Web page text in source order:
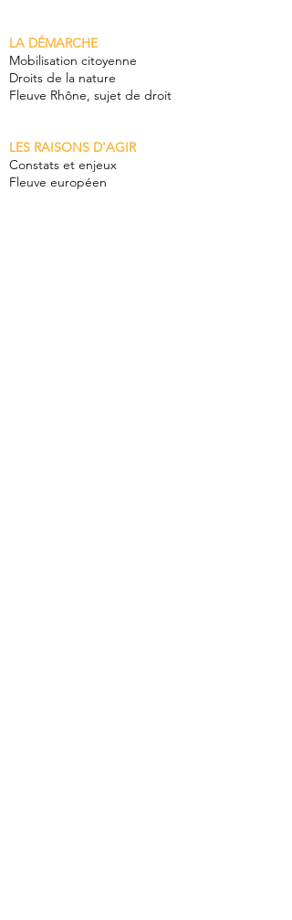
LA DÉMARCHE
Mobilisation citoyenne
Droits de la nature
Fleuve Rhône, sujet de droit
LES RAISONS D'AGIR
Constats et enjeux
Fleuve européen